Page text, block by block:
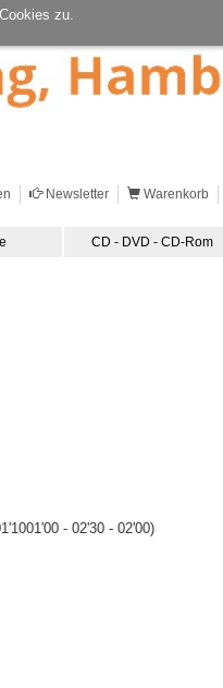
zu.
Newsletter Warenkorb
CD - DVD - CD-Rom
- 02'30 - 02'00)